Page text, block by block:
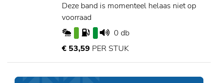
Deze band is momenteel helaas niet op
voorraad
0 db
€ 53,59 PER STUK